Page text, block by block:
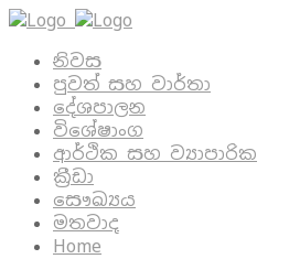
නිවස
පුවත් සහ වාර්තා
දේශපාලන
විශේෂාංග
ආර්ථික සහ ව්‍යාපාරික
ක්‍රීඩා
සෞඛ්‍යය
මතවාද
Home